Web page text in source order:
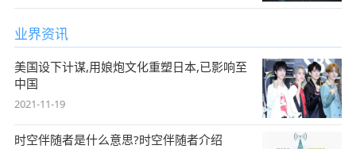
业界资讯
美国设下计谋,用娘炮文化重塑日本,已影响至
中国
2021-11-19
时空伴随者是什么意思?时空伴随者介绍